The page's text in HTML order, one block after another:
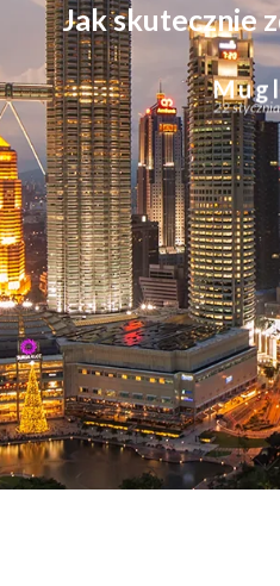
Jak skutecznie
22